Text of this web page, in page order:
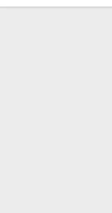
натпреварите